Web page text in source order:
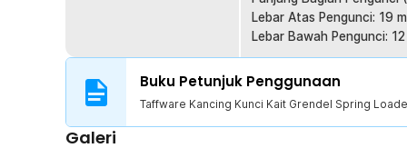
Jika Anda perhatikan, seluruh sisi kancing kunci ini
dipegang. Bagian ujung tuasnya juga landai ke atas
membukanya.
Dukung Berbagai Skenario
Skenario penggunaan kancing kunci peti yang terbuat
Anda dapat memanfaatkannya untuk mengunci koper,
Lebar Atas Pengunci: 19
Lebar Bawah Pengunci: 12
Buku Petunjuk Penggunaan
Taffware Kancing Kunci Kait Grendel Spring
Galeri